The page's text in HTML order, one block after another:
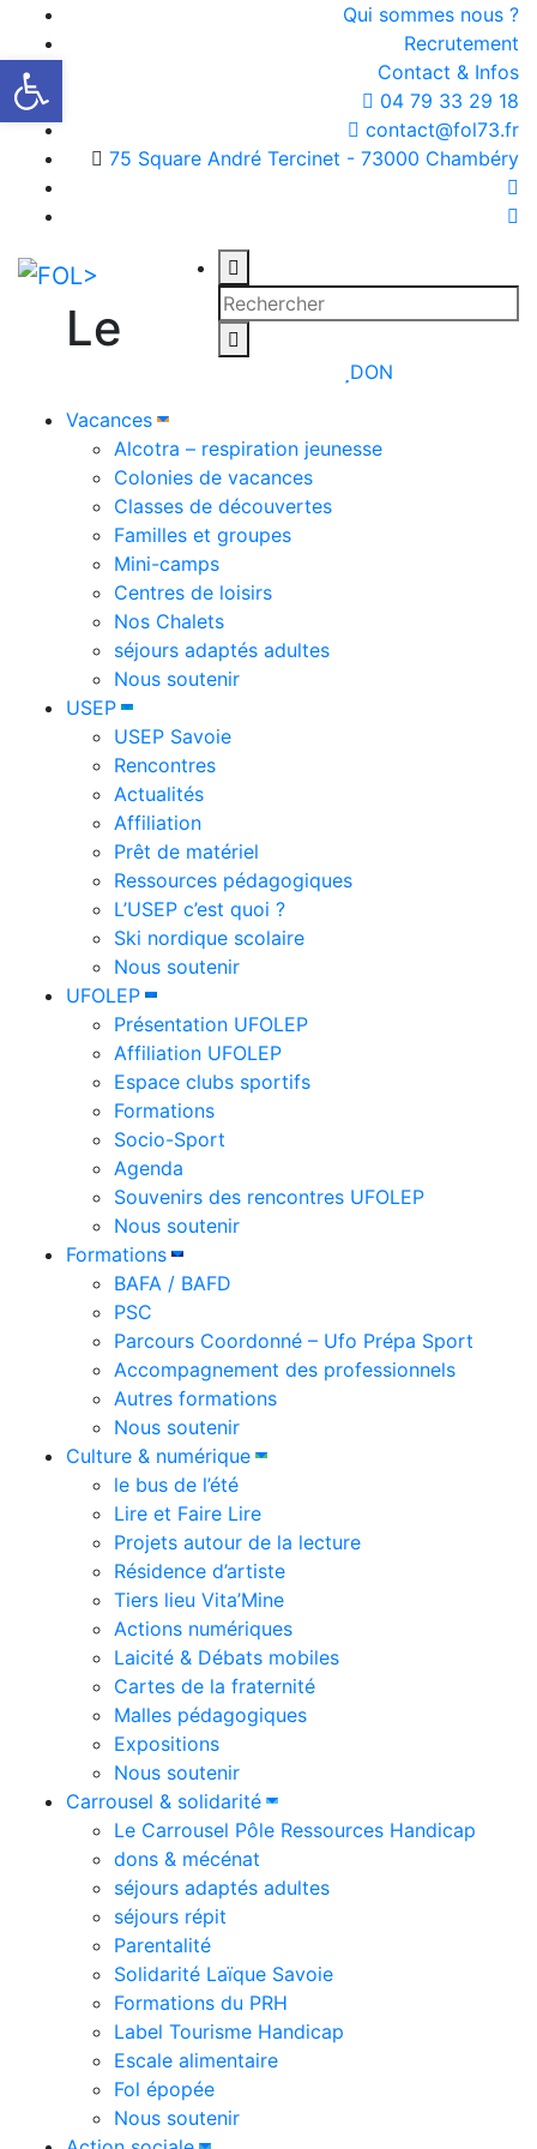
Qui sommes nous ?
Recrutement
Contact & Infos
04 79 33 29 18
contact@fol73.fr
75 Square André Tercinet - 73000 Chambéry
DON
Vacances
Alcotra – respiration jeunesse
Colonies de vacances
Classes de découvertes
Familles et groupes
Mini-camps
Centres de loisirs
Nos Chalets
séjours adaptés adultes
Nous soutenir
USEP
USEP Savoie
Rencontres
Actualités
Affiliation
Prêt de matériel
Ressources pédagogiques
L’USEP c’est quoi ?
Ski nordique scolaire
Nous soutenir
UFOLEP
Présentation UFOLEP
Affiliation UFOLEP
Espace clubs sportifs
Formations
Socio-Sport
Agenda
Souvenirs des rencontres UFOLEP
Nous soutenir
Formations
BAFA / BAFD
PSC
Parcours Coordonné – Ufo Prépa Sport
Accompagnement des professionnels
Autres formations
Nous soutenir
Culture & numérique
le bus de l’été
Lire et Faire Lire
Projets autour de la lecture
Résidence d’artiste
Tiers lieu Vita’Mine
Actions numériques
Laicité & Débats mobiles
Cartes de la fraternité
Malles pédagogiques
Expositions
Nous soutenir
Carrousel & solidarité
Le Carrousel Pôle Ressources Handicap
dons & mécénat
séjours adaptés adultes
séjours répit
Parentalité
Solidarité Laïque Savoie
Formations du PRH
Label Tourisme Handicap
Escale alimentaire
Fol épopée
Nous soutenir
Le
Ouvrir la barre d’outils